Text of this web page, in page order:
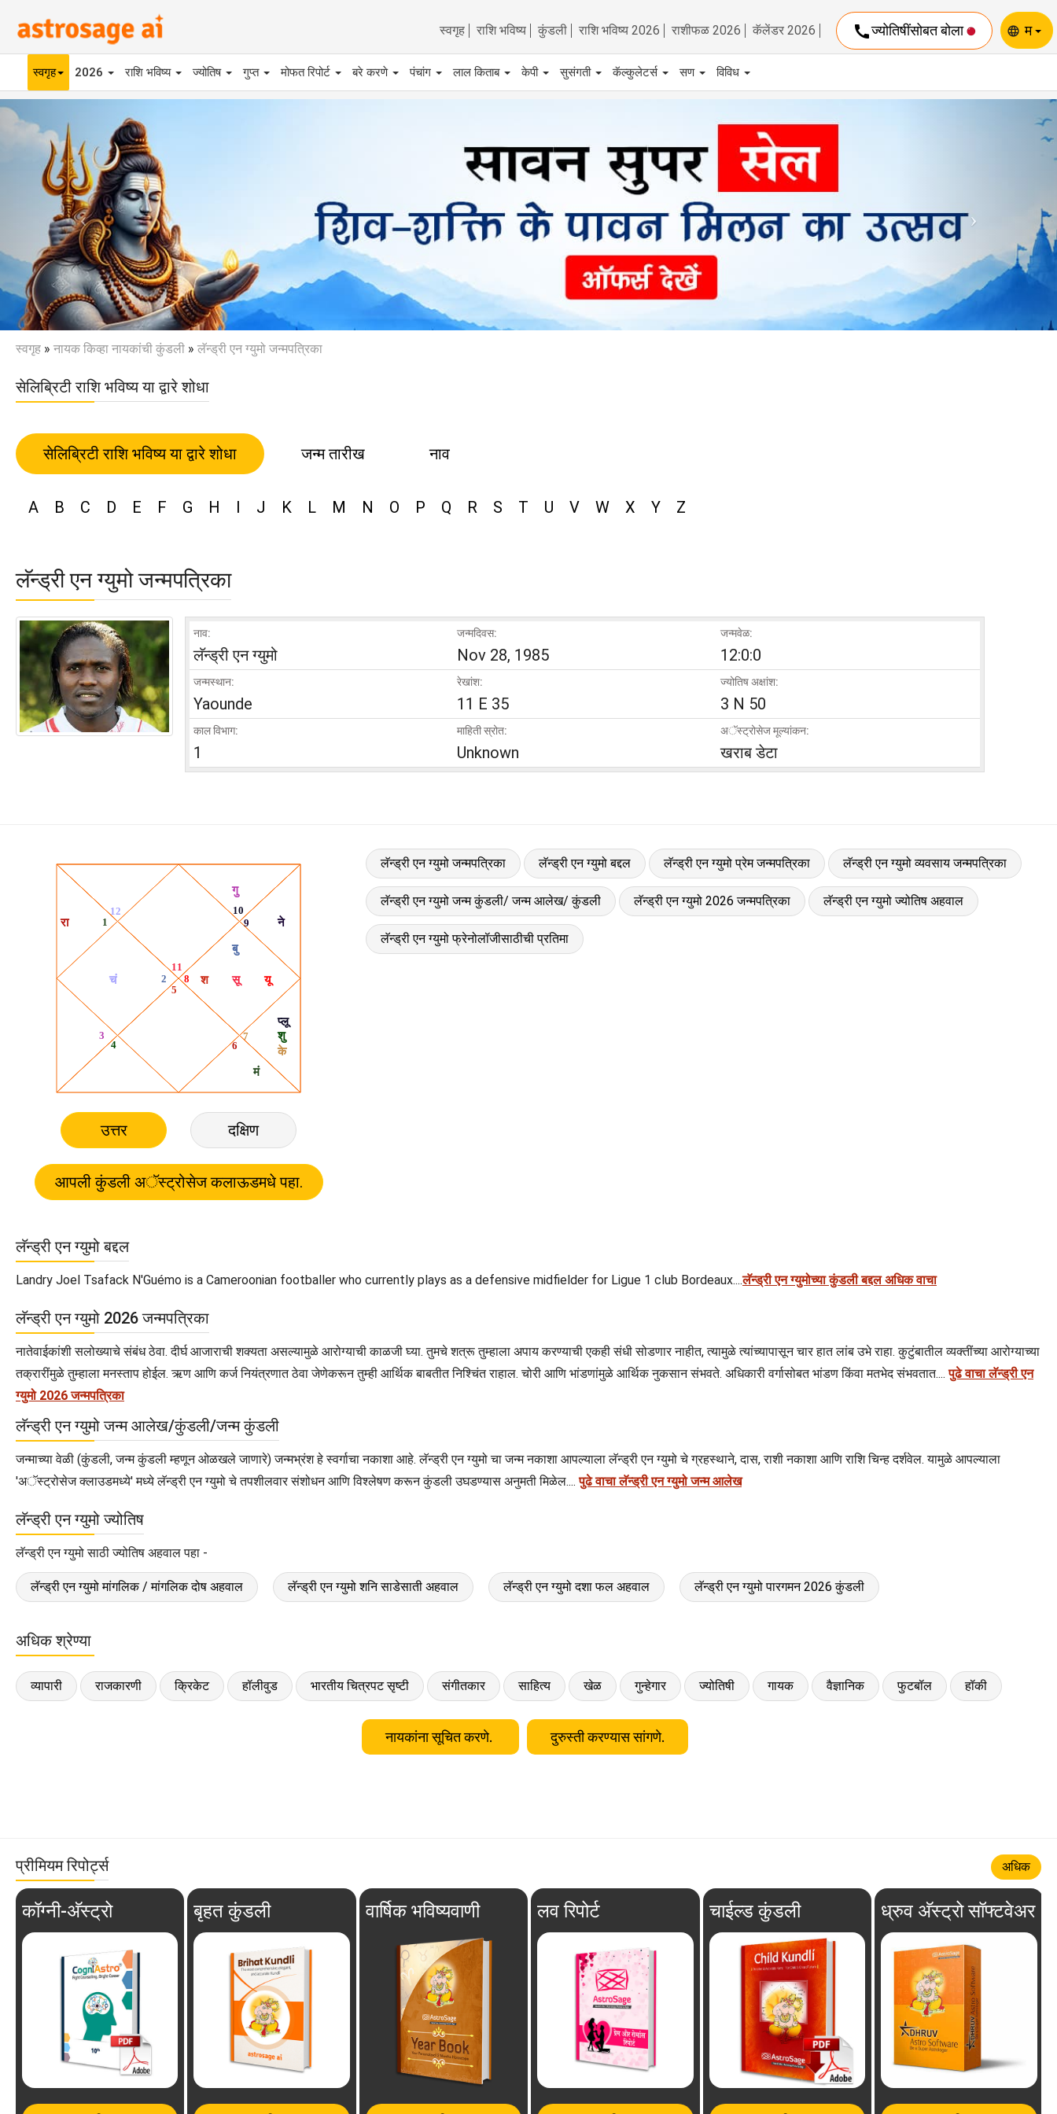
स्वगृह राशि भविष्य कुंडली राशि भविष्य 2026 राशीफळ 2026 कॅलेंडर 2026 callज्योतिषींसोबत बोला language म
स्वगृह 2026 राशि भविष्य ज्योतिष गुप्त मोफत रिपोर्ट बरे करणे पंचांग लाल किताब केपी सुसंगती कॅल्कुलेटर्स सण विविध
Previous
स्वगृह » नायक किव्हा नायकांची कुंडली » लॅन्ड्री एन ग्युमो जन्मपत्रिका
सेलिब्रिटी राशि भविष्य या द्वारे शोधा
सेलिब्रिटी राशि भविष्य या द्वारे शोधा जन्म तारीख नाव
A B C D E F G H I J K L M N O P Q R S T U V W X Y Z
लॅन्ड्री एन ग्युमो जन्मपत्रिका
नाव:
लॅन्ड्री एन ग्युमो
जन्मदिवस:
Nov 28, 1985
जन्मवेळ:
12:0:0
जन्मस्थान:
Yaounde
रेखांश:
11 E 35
ज्योतिष अक्षांश:
3 N 50
काल विभाग:
1
माहिती स्रोत:
Unknown
अॅस्ट्रोसेज मूल्यांकन:
खराब डेटा
उत्तर दक्षिण
लॅन्ड्री एन ग्युमो जन्मपत्रिका लॅन्ड्री एन ग्युमो बद्दल लॅन्ड्री एन ग्युमो प्रेम जन्मपत्रिका लॅन्ड्री एन ग्युमो व्यवसाय जन्मपत्रिका
लॅन्ड्री एन ग्युमो जन्म कुंडली/ जन्म आलेख/ कुंडली लॅन्ड्री एन ग्युमो 2026 जन्मपत्रिका लॅन्ड्री एन ग्युमो ज्योतिष अहवाल
लॅन्ड्री एन ग्युमो फ्रेनोलॉजीसाठीची प्रतिमा
लॅन्ड्री एन ग्युमो बद्दल
Landry Joel Tsafack N'Guémo is a Cameroonian footballer who currently plays as a defensive midfielder for Ligue 1 club Bordeaux....लॅन्ड्री एन ग्युमोच्या कुंडली बद्दल अधिक वाचा
लॅन्ड्री एन ग्युमो 2026 जन्मपत्रिका
नातेवाईकांशी सलोख्याचे संबंध ठेवा. दीर्घ आजाराची शक्यता असल्यामुळे आरोग्याची काळजी घ्या. तुमचे शत्रू तुम्हाला अपाय करण्याची एकही संधी सोडणार नाहीत, त्यामुळे त्यांच्यापासून चार हात लांब उभे राहा. कुटुंबातील व्यक्तींच्या आरोग्याच्या
तक्रारींमुळे तुम्हाला मनस्ताप होईल. ऋण आणि कर्ज नियंत्रणात ठेवा जेणेकरून तुम्ही आर्थिक बाबतीत निश्चिंत राहाल. चोरी आणि भांडणांमुळे आर्थिक नुकसान संभवते. अधिकारी वर्गासोबत भांडण किंवा मतभेद संभवतात....पुढे वाचा लॅन्ड्री एन
ग्युमो 2026 जन्मपत्रिका
लॅन्ड्री एन ग्युमो जन्म आलेख/कुंडली/जन्म कुंडली
जन्माच्या वेळी (कुंडली, जन्म कुंडली म्हणून ओळखले जाणारे) जन्मभ्रंश हे स्वर्गाचा नकाशा आहे. लॅन्ड्री एन ग्युमो चा जन्म नकाशा आपल्याला लॅन्ड्री एन ग्युमो चे ग्रहस्थाने, दास, राशी नकाशा आणि राशि चिन्ह दर्शवेल. यामुळे आपल्याला
'अॅस्ट्रोसेज क्लाउडमध्ये' मध्ये लॅन्ड्री एन ग्युमो चे तपशीलवार संशोधन आणि विश्लेषण करून कुंडली उघडण्यास अनुमती मिळेल....पुढे वाचा लॅन्ड्री एन ग्युमो जन्म आलेख
लॅन्ड्री एन ग्युमो ज्योतिष
लॅन्ड्री एन ग्युमो साठी ज्योतिष अहवाल पहा -
लॅन्ड्री एन ग्युमो मांगलिक / मांगलिक दोष अहवाल लॅन्ड्री एन ग्युमो शनि साडेसाती अहवाल लॅन्ड्री एन ग्युमो दशा फल अहवाल लॅन्ड्री एन ग्युमो पारगमन 2026 कुंडली
अधिक श्रेण्या
व्यापारी राजकारणी क्रिकेट हॉलीवुड भारतीय चित्रपट सृष्टी संगीतकार साहित्य खेळ गुन्हेगार ज्योतिषी गायक वैज्ञानिक फुटबॉल हॉकी
नायकांना सूचित करणे. दुरुस्ती करण्यास सांगणे.
प्रीमियम रिपोर्ट्स अधिक
कॉग्नी-अ‍ॅस्ट्रो बृहत कुंडली वार्षिक भविष्यवाणी लव रिपोर्ट चाईल्ड कुंडली ध्रुव अ‍ॅस्ट्रो सॉफ्टवेअर